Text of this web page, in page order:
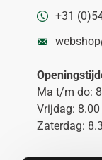
+31
Ma t/m do:
Vrijdag:
Zaterdag: